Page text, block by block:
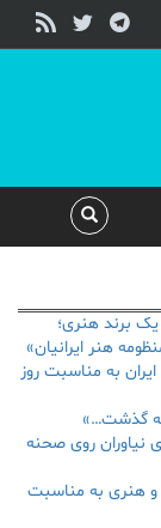
برند هنری؛
هنر ایرانیان»
به مناسبت روز
گذشت…»
نیاوران روی صحنه
و هنری به مناسبت